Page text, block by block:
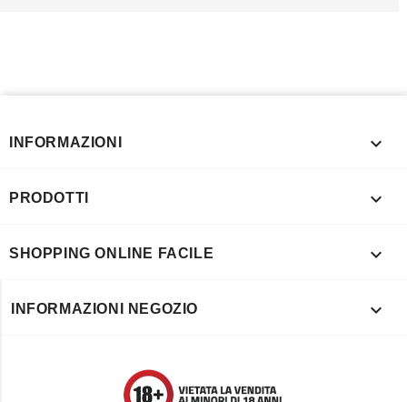
INFORMAZIONI 
PRODOTTI 
SHOPPING ONLINE FACILE 
INFORMAZIONI NEGOZIO 